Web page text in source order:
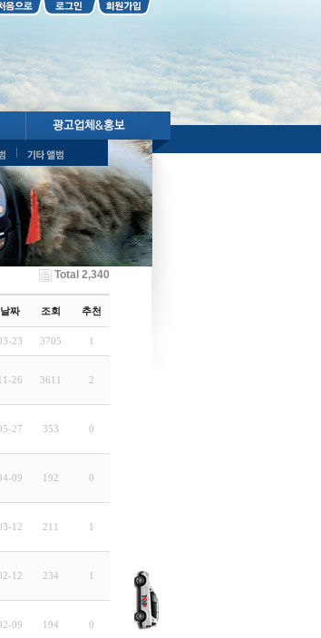
Total 2,340
날짜 조회 추천
23 3705 1
26 3611 2
27 353 0
09 192 0
12 211 1
12 234 1
09 194 0